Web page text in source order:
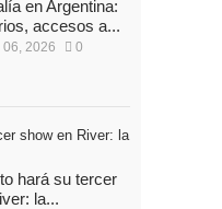
en Argentina:
accesos a...
06, 2026 0
hará su tercer
la...